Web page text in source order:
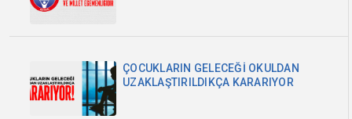
ÇOCUKLARIN GELECEĞİ OKULDAN
UZAKLAŞTIRILDIKÇA KARARIYOR